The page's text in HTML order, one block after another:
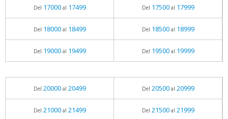
Del 17000al 17499 Del 17500al 17999
Del 18000al 18499 Del 18500al 18999
Del 19000al 19499 Del 19500al 19999
Del 20000al 20499 Del 20500al 20999
Del 21000al 21499 Del 21500al 21999